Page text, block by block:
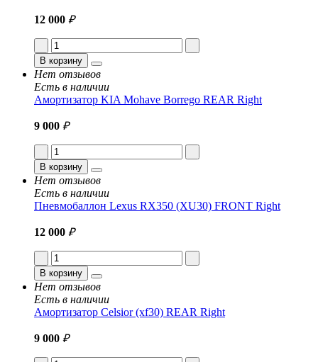
12 000 ₽
В корзину
Нет отзывов
Есть в наличии
Амортизатор KIA Mohave Borrego REAR Right
9 000 ₽
В корзину
Нет отзывов
Есть в наличии
Пневмобаллон Lexus RX350 (XU30) FRONT Right
12 000 ₽
В корзину
Нет отзывов
Есть в наличии
Амортизатор Celsior (xf30) REAR Right
9 000 ₽